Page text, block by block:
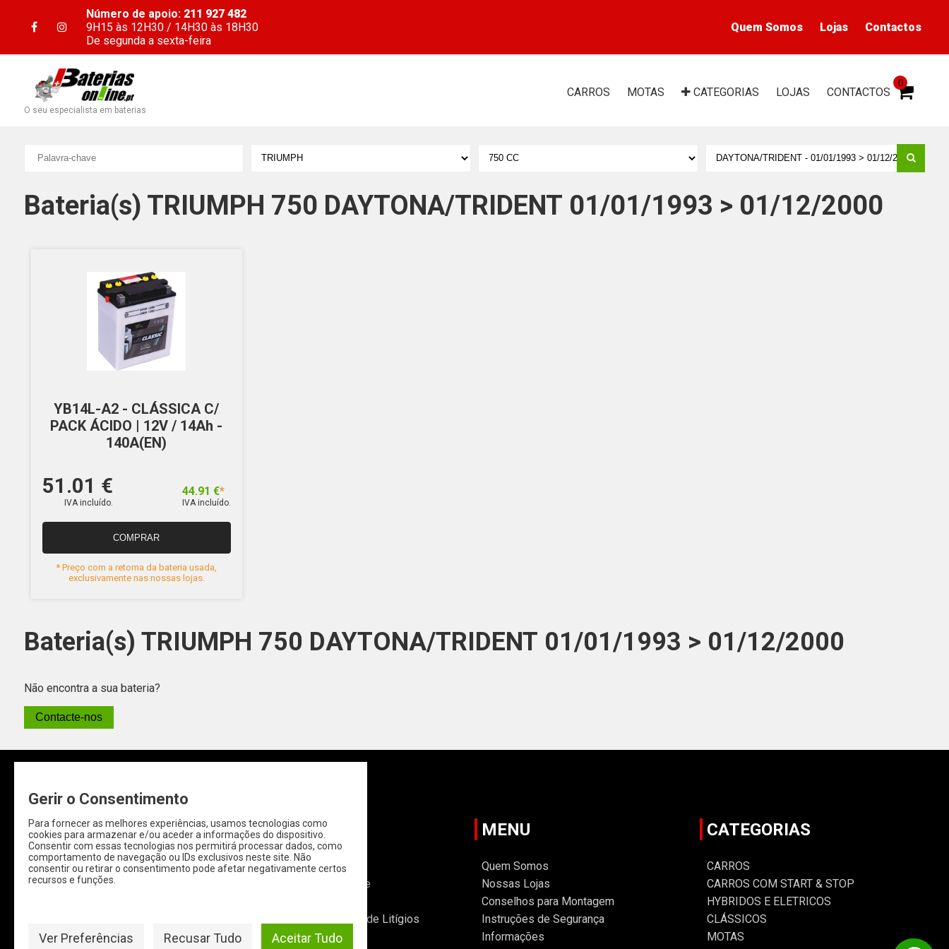
Número de apoio: 211 927 482
9H15 às 12H30 / 14H30 às 18H30
De segunda a sexta-feira
Quem Somos Lojas Contactos
O seu especialista em baterias
CARROS MOTAS CATEGORIAS LOJAS CONTACTOS
0
Bateria(s) TRIUMPH 750 DAYTONA/TRIDENT 01/01/1993 > 01/12/2000
YB14L-A2 - CLÁSSICA C/
PACK ÁCIDO | 12V / 14Ah -
140A(EN)
51.01 €
IVA incluído.
44.91 €*
IVA incluído.
COMPRAR
* Preço com a retoma da bateria usada,
exclusivamente nas nossas lojas.
Bateria(s) TRIUMPH 750 DAYTONA/TRIDENT 01/01/1993 > 01/12/2000
Não encontra a sua bateria?
Contacte-nos
QUEM SOMOS
Baterias-online é uma empresa portuguesa
que trabalha diretamente com grandes
todos os setores automóveis assim como
IMPORTANTE
Condições Gerais
Politica de Privacidade
Resolução Alternativa de Litígios
MENU
Quem Somos
Nossas Lojas
Conselhos para Montagem
Instruções de Segurança
Informações
CATEGORIAS
CARROS
CARROS COM START & STOP
HYBRIDOS E ELETRICOS
CLÁSSICOS
MOTAS
Gerir o Consentimento
Para fornecer as melhores experiências, usamos tecnologias como
cookies para armazenar e/ou aceder a informações do dispositivo.
Consentir com essas tecnologias nos permitirá processar dados, como
comportamento de navegação ou IDs exclusivos neste site. Não
consentir ou retirar o consentimento pode afetar negativamente certos
recursos e funções.
Aceitar Tudo
Recusar Tudo
Ver Preferências